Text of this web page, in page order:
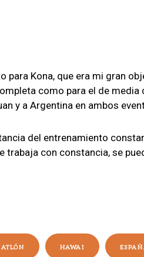
para Kona, que era mi gran
como para el de media
y a Argentina en ambos
del entrenamiento
trabaja con constancia, se
HAWAI